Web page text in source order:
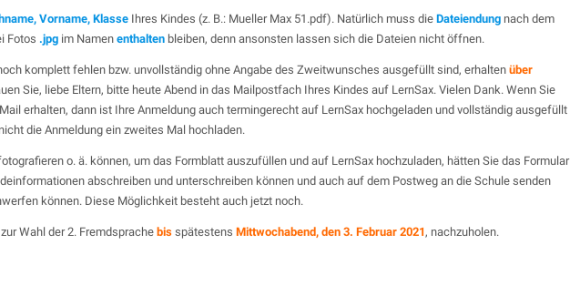
Vorname, KlasseIhres Kindes (z. B.: Mueller Max 51.pdf). Natürlich muss die Dateiendungnach dem
Fotos .jpg im Namen enthalten bleiben, denn ansonsten lassen sich die Dateien nicht öffnen.
komplett fehlen bzw. unvollständig ohne Angabe des Zweitwunsches ausgefüllt sind, erhalten über
Sie, liebe Eltern, bitte heute Abend in das Mailpostfach Ihres Kindes auf LernSax. Vielen Dank. Wenn Sie
erhalten, dann ist Ihre Anmeldung auch termingerecht auf LernSax hochgeladen und vollständig ausgefüllt
die Anmeldung ein zweites Mal hochladen.
o. ä. können, um das Formblatt auszufüllen und auf LernSax hochzuladen, hätten Sie das Formular
abschreiben und unterschreiben können und auch auf dem Postweg an die Schule senden
können. Diese Möglichkeit besteht auch jetzt noch.
Wahl der 2. Fremdsprache bisspätestens Mittwochabend, den 3. Februar 2021, nachzuholen.